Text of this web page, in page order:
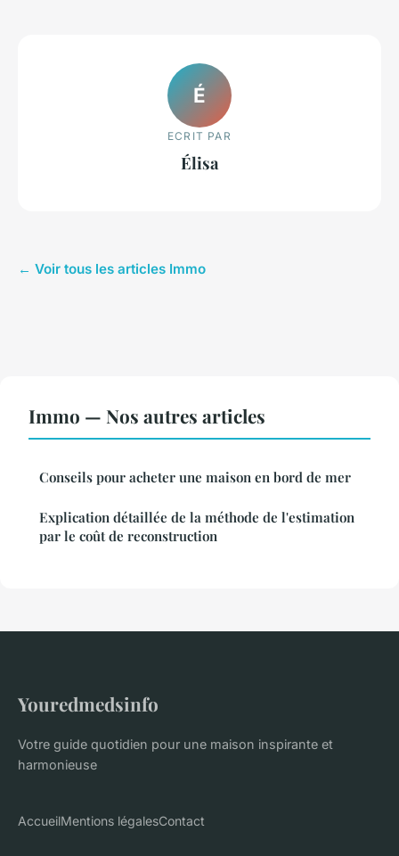
É
ECRIT PAR
Élisa
← Voir tous les articles Immo
Immo — Nos autres articles
Conseils pour acheter une maison en bord de mer
Explication détaillée de la méthode de l'estimation
par le coût de reconstruction
Youredmedsinfo
Votre guide quotidien pour une maison inspirante et
harmonieuse
AccueilMentions légalesContact